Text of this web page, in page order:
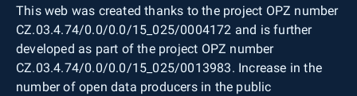
This web was created thanks to the project OPZ number
CZ.03.4.74/0.0/0.0/15_025/0004172 and is further
developed as part of the project OPZ number
CZ.03.4.74/0.0/0.0/15_025/0013983. Increase in the
number of open data producers in the public